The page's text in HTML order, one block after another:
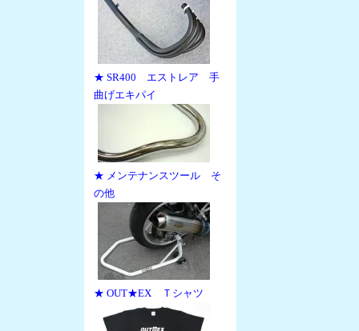
★ SR400 エストレア 手
曲げエキパイ
★ メンテナンスツール そ
の他
★ OUT★EX Ｔシャツ